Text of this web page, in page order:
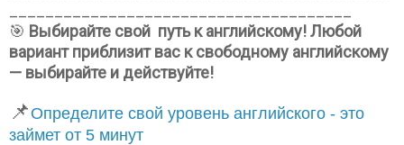
🎯 Выбирайте свой путь к английскому! Любой
вариант приблизит вас к свободному английскому
— выбирайте и действуйте!
📌Определите свой уровень английского - это
займет от 5 минут